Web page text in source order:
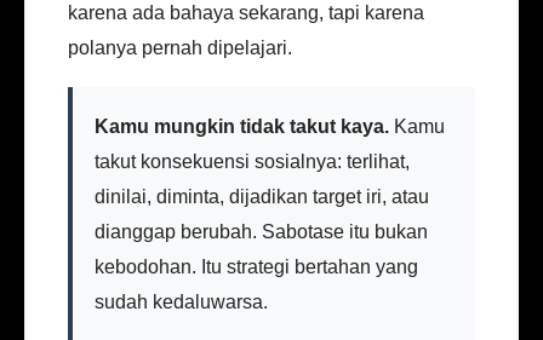
karena ada bahaya sekarang, tapi karena
polanya pernah dipelajari.
Kamu mungkin tidak takut kaya. Kamu
takut konsekuensi sosialnya: terlihat,
dinilai, diminta, dijadikan target iri, atau
dianggap berubah. Sabotase itu bukan
kebodohan. Itu strategi bertahan yang
sudah kedaluwarsa.